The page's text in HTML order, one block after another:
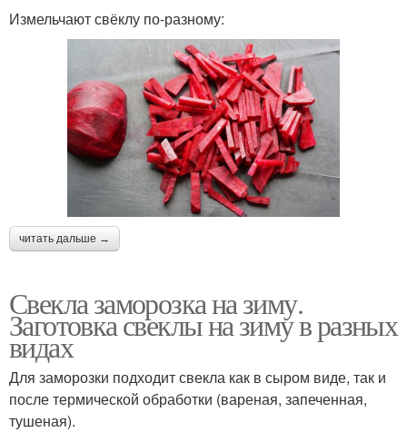
Измельчают свёклу по-разному:
читать дальше →
Свекла заморозка на зиму.
Заготовка свеклы на зиму в разных
видах
Для заморозки подходит свекла как в сыром виде, так и
после термической обработки (вареная, запеченная,
тушеная).